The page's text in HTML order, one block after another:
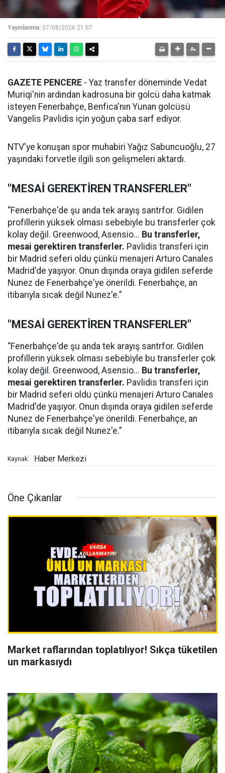
Yayınlanma: 07/08/2026 21:07
GAZETE PENCERE - Yaz transfer döneminde Vedat
Muriqi'nin ardından kadrosuna bir golcü daha katmak
isteyen Fenerbahçe, Benfica'nın Yunan golcüsü
Vangelis Pavlidis için yoğun çaba sarf ediyor.
NTV'ye konuşan spor muhabiri Yağız Sabuncuoğlu, 27
yaşındaki forvetle ilgili son gelişmeleri aktardı.
"MESAİ GEREKTİREN TRANSFERLER"
“Fenerbahçe'de şu anda tek arayış santrfor. Gidilen
profillerin yüksek olması sebebiyle bu transferler çok
kolay değil. Greenwood, Asensio... Bu transferler,
mesai gerektiren transferler. Pavlidis transferi için
bir Madrid seferi oldu çünkü menajeri Arturo Canales
Madrid'de yaşıyor. Onun dışında oraya gidilen seferde
Nunez de Fenerbahçe'ye önerildi. Fenerbahçe, an
itibarıyla sıcak değil Nunez'e.”
"MESAİ GEREKTİREN TRANSFERLER"
“Fenerbahçe'de şu anda tek arayış santrfor. Gidilen
profillerin yüksek olması sebebiyle bu transferler çok
kolay değil. Greenwood, Asensio... Bu transferler,
mesai gerektiren transferler. Pavlidis transferi için
bir Madrid seferi oldu çünkü menajeri Arturo Canales
Madrid'de yaşıyor. Onun dışında oraya gidilen seferde
Nunez de Fenerbahçe'ye önerildi. Fenerbahçe, an
itibarıyla sıcak değil Nunez'e.”
Kaynak: Haber Merkezi
Öne Çıkanlar
Market raflarından toplatılıyor! Sıkça tüketilen
un markasıydı